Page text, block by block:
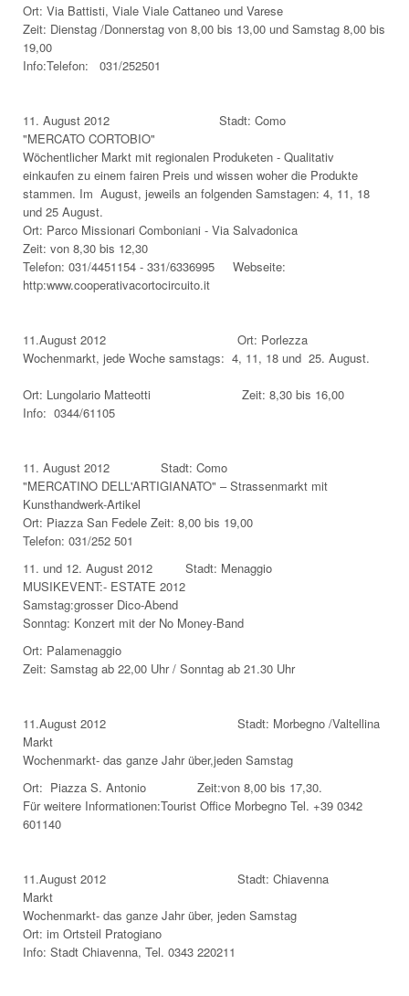
Ort: Via Battisti, Viale Viale Cattaneo und Varese
Zeit: Dienstag /Donnerstag von 8,00 bis 13,00 und Samstag 8,00 bis
19,00
Info:Telefon: 031/252501
11. August 2012 Stadt: Como
"MERCATO CORTOBIO"
Wöchentlicher Markt mit regionalen Produketen - Qualitativ
einkaufen zu einem fairen Preis und wissen woher die Produkte
stammen. Im August, jeweils an folgenden Samstagen: 4, 11, 18
und 25 August.
Ort: Parco Missionari Comboniani - Via Salvadonica
Zeit: von 8,30 bis 12,30
Telefon: 031/4451154 - 331/6336995 Webseite:
http:www.cooperativacortocircuito.it
11.August 2012 Ort: Porlezza
Wochenmarkt, jede Woche samstags: 4, 11, 18 und 25. August.
Ort: Lungolario Matteotti Zeit: 8,30 bis 16,00
Info: 0344/61105
11. August 2012 Stadt: Como
"MERCATINO DELL'ARTIGIANATO" – Strassenmarkt mit
Kunsthandwerk-Artikel
Ort: Piazza San Fedele Zeit: 8,00 bis 19,00
Telefon: 031/252 501
11. und 12. August 2012 Stadt: Menaggio
MUSIKEVENT:- ESTATE 2012
Samstag:grosser Dico-Abend
Sonntag: Konzert mit der No Money-Band
Ort: Palamenaggio
Zeit: Samstag ab 22,00 Uhr / Sonntag ab 21.30 Uhr
11.August 2012 Stadt: Morbegno /Valtellina
Markt
Wochenmarkt- das ganze Jahr über,jeden Samstag
Ort: Piazza S. Antonio Zeit:von 8,00 bis 17,30.
Für weitere Informationen:Tourist Office Morbegno Tel. +39 0342
601140
11.August 2012 Stadt: Chiavenna
Markt
Wochenmarkt- das ganze Jahr über, jeden Samstag
Ort: im Ortsteil Pratogiano
Info: Stadt Chiavenna, Tel. 0343 220211